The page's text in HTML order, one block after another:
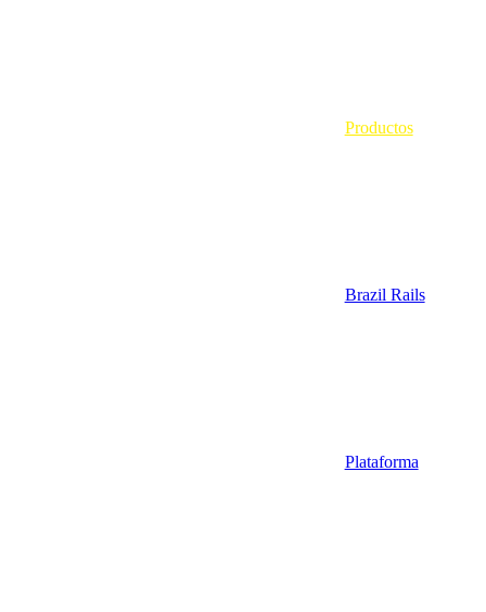
Productos
Brazil Rails
Plataforma